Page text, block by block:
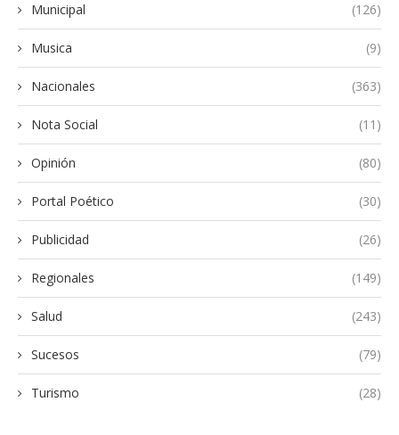
Municipal (126)
Musica (9)
Nacionales (363)
Nota Social (11)
Opinión (80)
Portal Poético (30)
Publicidad (26)
Regionales (149)
Salud (243)
Sucesos (79)
Turismo (28)